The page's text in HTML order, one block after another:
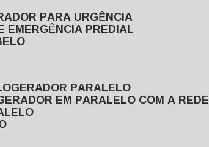
PARA URGÊNCIA
EMERGÊNCIA PREDIAL
GERADOR PARALELO
GERADOR EM PARALELO COM A REDE